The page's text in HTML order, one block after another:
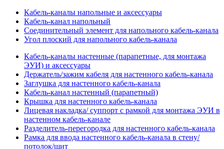
Кабель-каналы напольные и аксессуары
Кабель-канал напольный
Соединительный элемент для напольного кабель-канала
Угол плоский для напольного кабель-канала
Кабель-каналы настенные (парапетные, для монтажа
ЭУИ) и аксессуары
Держатель/зажим кабеля для настенного кабель-канала
Заглушка для настенного кабель-канала
Кабель-канал настенный (парапетный)
Крышка для настенного кабель-канала
Лицевая накладка/ суппорт с рамкой для монтажа ЭУИ в
настенном кабель-канале
Разделитель-перегородка для настенного кабель-канала
Рамка для ввода настенного кабель-канала в стену/
потолок/щит